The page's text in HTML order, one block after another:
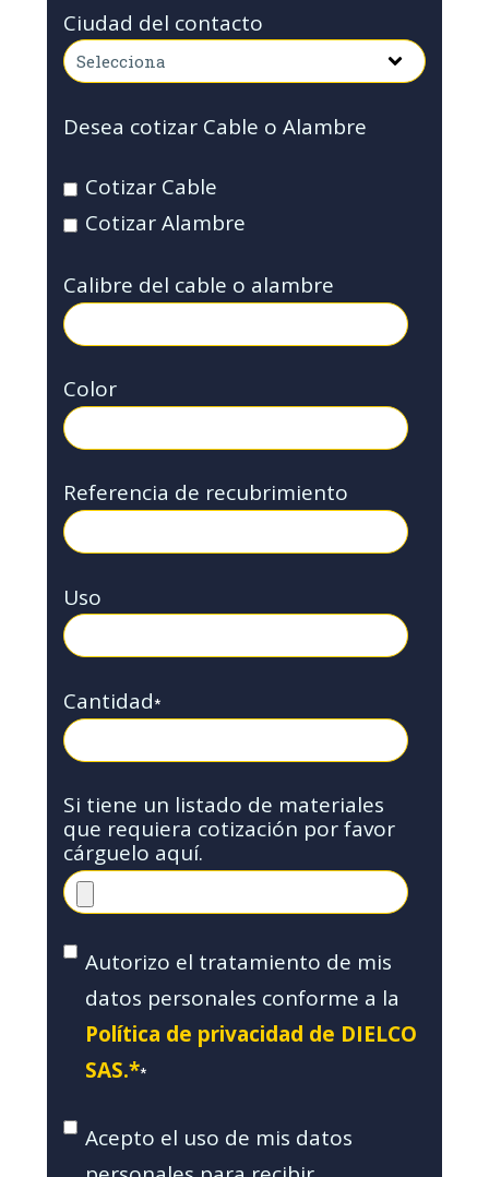
Ciudad del contacto
Desea cotizar Cable o Alambre
Cotizar Cable
Cotizar Alambre
Calibre del cable o alambre
Color
Referencia de recubrimiento
Uso
Cantidad*
Si tiene un listado de materiales
que requiera cotización por favor
cárguelo aquí.
Autorizo el tratamiento de mis
datos personales conforme a la
Política de privacidad de DIELCO
SAS.**
Acepto el uso de mis datos